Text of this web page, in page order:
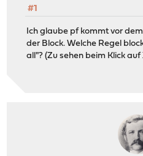
#1
Ich glaube pf kommt vor
der Block. Welche Regel
all"? (Zu sehen beim Klick auf